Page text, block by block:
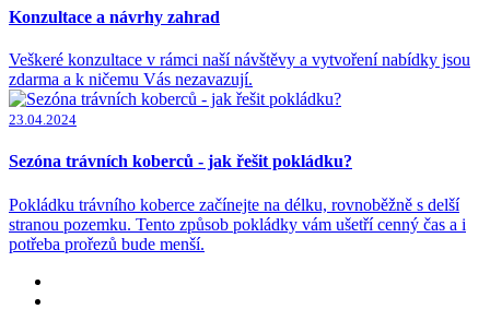
Konzultace a návrhy zahrad
Veškeré konzultace v rámci naší návštěvy a vytvoření nabídky jsou
zdarma a k ničemu Vás nezavazují.
23.04.2024
Sezóna trávních koberců - jak řešit pokládku?
Pokládku trávního koberce začínejte na délku, rovnoběžně s delší
stranou pozemku. Tento způsob pokládky vám ušetří cenný čas a i
potřeba prořezů bude menší.